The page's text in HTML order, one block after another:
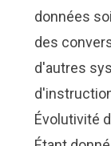
données
des
d'autres
Évolutivité